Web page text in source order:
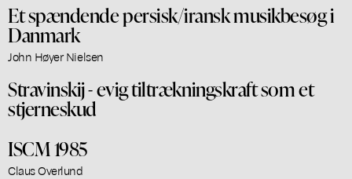
Et spændende persisk/iransk musikbesøg i
Danmark
John Høyer Nielsen
Stravinskij - evig tiltrækningskraft som et
stjerneskud
ISCM 1985
Claus Overlund